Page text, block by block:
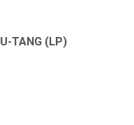
TANG (LP)